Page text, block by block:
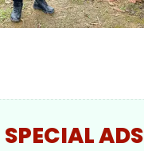
SPECIAL ADS